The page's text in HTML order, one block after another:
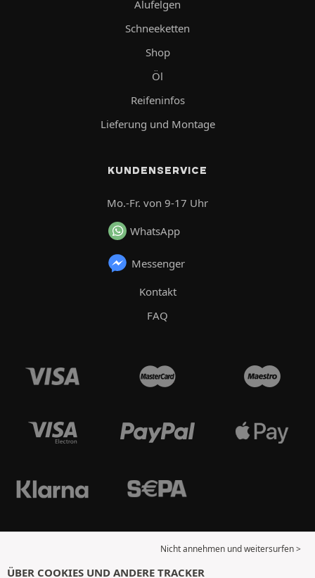
Alufelgen
Schneeketten
Shop
Öl
Reifeninfos
Lieferung und Montage
KUNDENSERVICE
Mo.-Fr. von 9-17 Uhr
WhatsApp
Messenger
Kontakt
FAQ
Nicht annehmen und weitersurfen >
ÜBER COOKIES UND ANDERE TRACKER